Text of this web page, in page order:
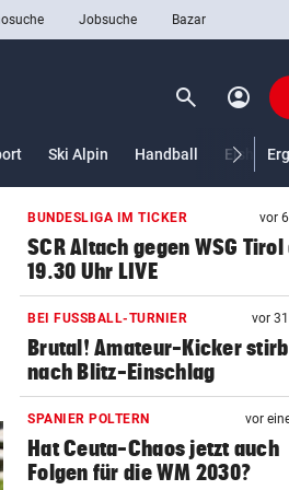
Jobsuche Bazar
search Suchen
account_circle
Ski Alpin Handball
BUNDESLIGA IM TICKER vor
SCR Altach gegen WSG Tirol
19.30 Uhr LIVE
BEI FUSSBALL-TURNIER vor
Brutal! Amateur-Kicker
nach Blitz-Einschlag
SPANIER POLTERN vor
Hat Ceuta-Chaos jetzt auch
Folgen für die WM 2030?